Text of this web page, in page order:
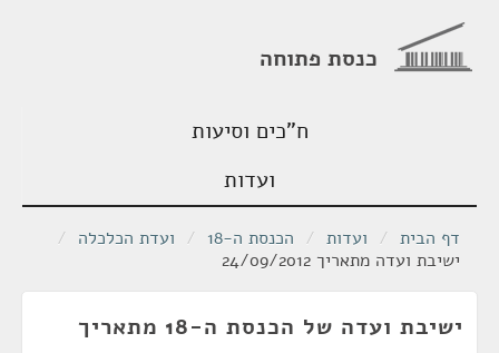
כנסת פתוחה
ח"כים וסיעות
ועדות
דף הבית / ועדות / הכנסת ה-18 / ועדת הכלכלה /
ישיבת ועדה מתאריך 24/09/2012
ישיבת ועדה של הכנסת ה-18 מתאריך